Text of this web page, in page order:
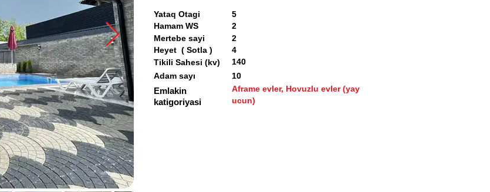
Yataq Otagi
Mertebe sayi
Hamam WS
Heyet ( Sotla )
Tikili Sahesi (kv)
5
4
2
2
140
Emlakin
katigoriyasi
Aframe evler, Hovuzlu evler (yay
ucun)
10
Adam sayı